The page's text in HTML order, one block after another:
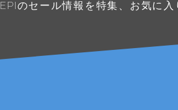
EPIのセール情報を特集、お気に